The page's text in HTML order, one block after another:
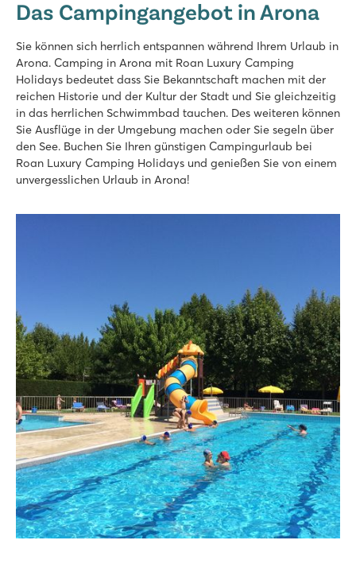
Italien - Norditalien - Lago Maggiore - Lisanza Sesto Calende
Schöner Pool mit übersichtlichem Kinderbecken
Perfekte Lage direkt am Lago Maggiore
Machen Sie einen Tagesausflug an den Ortasee
Lido Verbano
Lido Verbano
Italien - Norditalien - Lago Maggiore - Castelletto Sopra Ticino
Das Campingangebot in Arona
Sie können sich herrlich entspannen während Ihrem Urlaub in
Arona. Camping in Arona mit Roan Luxury Camping
Holidays bedeutet dass Sie Bekanntschaft machen mit der
reichen Historie und der Kultur der Stadt und Sie gleichzeitig
in das herrlichen Schwimmbad tauchen. Des weiteren können
Sie Ausflüge in der Umgebung machen oder Sie segeln über
den See. Buchen Sie Ihren günstigen Campingurlaub bei
Roan Luxury Camping Holidays und genießen Sie von einem
unvergesslichen Urlaub in Arona!